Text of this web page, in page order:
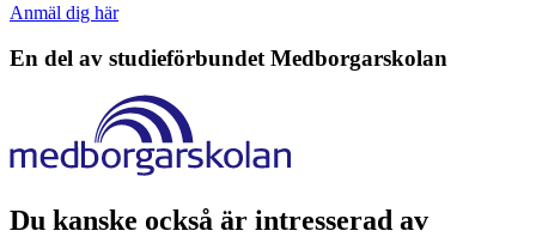
Anmäl dig här
En del av studieförbundet Medborgarskolan
Du kanske också är intresserad av